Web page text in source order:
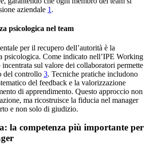
aziendale 1 .
psicologica nel team
per il recupero dell’autorità è la
psicologica. Come indicato nell’IPE Working
incentrata sul valore dei collaboratori permette
del controllo 3. Tecniche pratiche includono
del feedback e la valorizzazione
di apprendimento. Questo approccio non
ma ricostruisce la fiducia nel manager
e non solo di giudizio.
la competenza più importante per